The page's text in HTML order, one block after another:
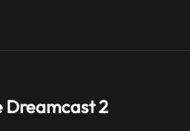
Dreamcast 2